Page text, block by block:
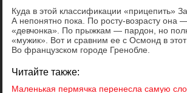
Куда в этой классификации «прицепить»
А непонятно пока. По росту-возрасту она
«девчонка». По прыжкам — пардон, но
«мужик». Вот и сравним ее с Осмонд в этот
Во французском городе Гренобле.
Читайте также:
Маленькая пермячка перенесла самую